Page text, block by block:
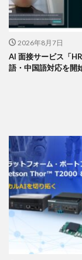
2026年8月7日
AI 面接サービス「
語・中国語対応を開